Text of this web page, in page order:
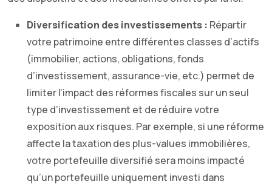
Diversification des investissements : Répartir
votre patrimoine entre différentes classes d’actifs
(immobilier, actions, obligations, fonds
d’investissement, assurance-vie, etc.) permet de
limiter l’impact des réformes fiscales sur un seul
type d’investissement et de réduire votre
exposition aux risques. Par exemple, si une réforme
affecte la taxation des plus-values immobilières,
votre portefeuille diversifié sera moins impacté
qu’un portefeuille uniquement investi dans